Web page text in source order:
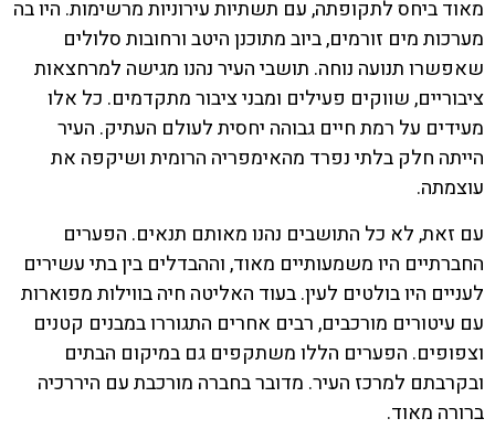
מאוד ביחס לתקופתה, עם תשתיות עירוניות מרשימות. היו בה
מערכות מים זורמים, ביוב מתוכנן היטב ורחובות סלולים
שאפשרו תנועה נוחה. תושבי העיר נהנו מגישה למרחצאות
ציבוריים, שווקים פעילים ומבני ציבור מתקדמים. כל אלו
מעידים על רמת חיים גבוהה יחסית לעולם העתיק. העיר
הייתה חלק בלתי נפרד מהאימפריה הרומית ושיקפה את
עוצמתה.
עם זאת, לא כל התושבים נהנו מאותם תנאים. הפערים
החברתיים היו משמעותיים מאוד, וההבדלים בין בתי עשירים
לעניים היו בולטים לעין. בעוד האליטה חיה בווילות מפוארות
עם עיטורים מורכבים, רבים אחרים התגוררו במבנים קטנים
וצפופים. הפערים הללו משתקפים גם במיקום הבתים
ובקרבתם למרכז העיר. מדובר בחברה מורכבת עם היררכיה
ברורה מאוד.